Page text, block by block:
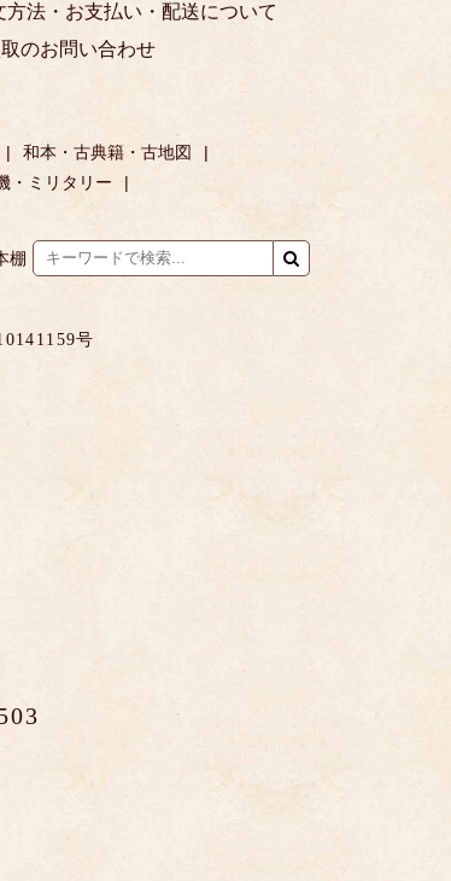
方法・お支払い・配送について
のお問い合わせ
和本・古典籍・古地図
・ミリタリー
棚
号